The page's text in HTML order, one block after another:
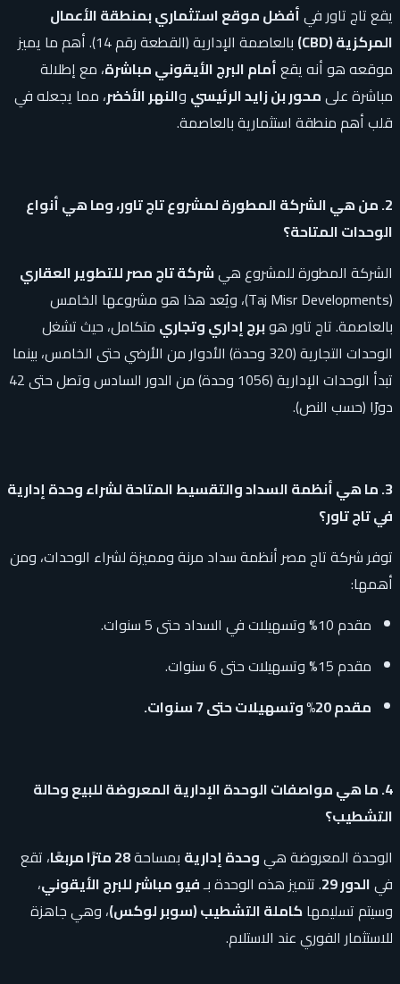
يقع تاج تاور فيأفضل موقع استثماري بمنطقة الأعمال
المركزية (CBD)
بالعاصمة الإدارية (القطعة رقم 14). أهم ما يميز
موقعه هو أنه يقعأمام البرج الأيقوني مباشرة، مع إطلالة
مباشرة علىمحور بن زايد الرئيسي والنهر الأخضر، مما يجعله في
قلب أهم منطقة استثمارية بالعاصمة.
2. من هي الشركة المطورة لمشروع تاج تاور، وما هي أنواع
الوحدات المتاحة؟
الشركة المطورة للمشروع هيشركة تاج مصر للتطوير العقاري
(Taj Misr Developments)، ويُعد هذا هو مشروعها الخامس
بالعاصمة. تاج تاور هوبرج إداري وتجاري متكامل، حيث تشغل
الوحدات التجارية (320 وحدة) الأدوار من الأرضي حتى الخامس، بينما
تبدأ الوحدات الإدارية (1056 وحدة) من الدور السادس وتصل حتى 42
دورًا (حسب النص).
3. ما هي أنظمة السداد والتقسيط المتاحة لشراء وحدة إدارية
في تاج تاور؟
توفر شركة تاج مصر أنظمة سداد مرنة ومميزة لشراء الوحدات، ومن
أهمها:
مقدم 10% وتسهيلات في السداد حتى 5 سنوات.
مقدم 15% وتسهيلات حتى 6 سنوات.
مقدم 20% وتسهيلات حتى 7 سنوات.
4. ما هي مواصفات الوحدة الإدارية المعروضة للبيع وحالة
التشطيب؟
الوحدة المعروضة هيوحدة إدارية بمساحة28 مترًا مربعًا
، تقع
فيالدور 29 . تتميز هذه الوحدة بـفيو مباشر للبرج الأيقوني،
وسيتم تسليمهاكاملة التشطيب (سوبر لوكس)، وهي جاهزة
للاستثمار الفوري عند الاستلام.